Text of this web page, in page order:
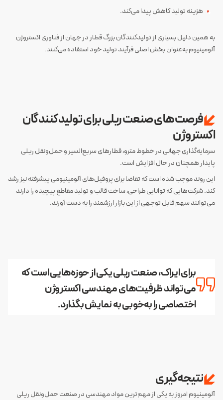
هزینه تولید کاهش پیدا می‌کند.
به همین دلیل بسیاری از تولیدکنندگان بزرگ قطار در جهان از فناوری اکستروژن
آلومینیوم به‌عنوان بخش اصلی فرآیند تولید خود استفاده می‌کنند.
فرصت‌های صنعت ریلی برای تولیدکنندگان
اکستروژن
سرمایه‌گذاری جهانی در خطوط مترو، قطارهای سریع‌السیر و حمل‌ونقل ریلی
پایدار همچنان در حال افزایش است.
این روند موجب شده است که تقاضا برای پروفیل‌های آلومینیومی پیشرفته نیز رشد
کند. شرکت‌هایی که توانایی طراحی، ساخت قالب و تولید مقاطع پیچیده را دارند
می‌توانند سهم قابل توجهی از این بازار ارزشمند را به دست آورند.
برای ایراک، صنعت ریلی یکی از حوزه‌هایی است که
می‌تواند ظرفیت‌های مهندسی اکستروژن
اختصاصی را به‌خوبی به نمایش بگذارد.
نتیجه‌گیری
آلومینیوم امروز به یکی از مهم‌ترین مواد مهندسی در صنعت حمل‌ونقل ریلی